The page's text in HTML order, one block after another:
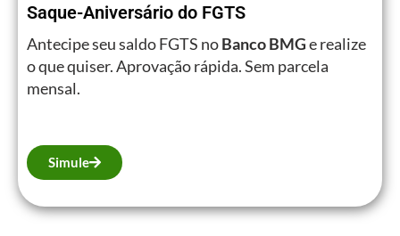
Saque-Aniversário do FGTS
Antecipe seu saldo FGTS noBanco BMGe realize
o que quiser. Aprovação rápida. Sem parcela
mensal.
Simule